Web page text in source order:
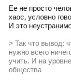
Ее не просто
хаос, условно
И это
> Так что вывод:
нужно всего
учить. И на
общества